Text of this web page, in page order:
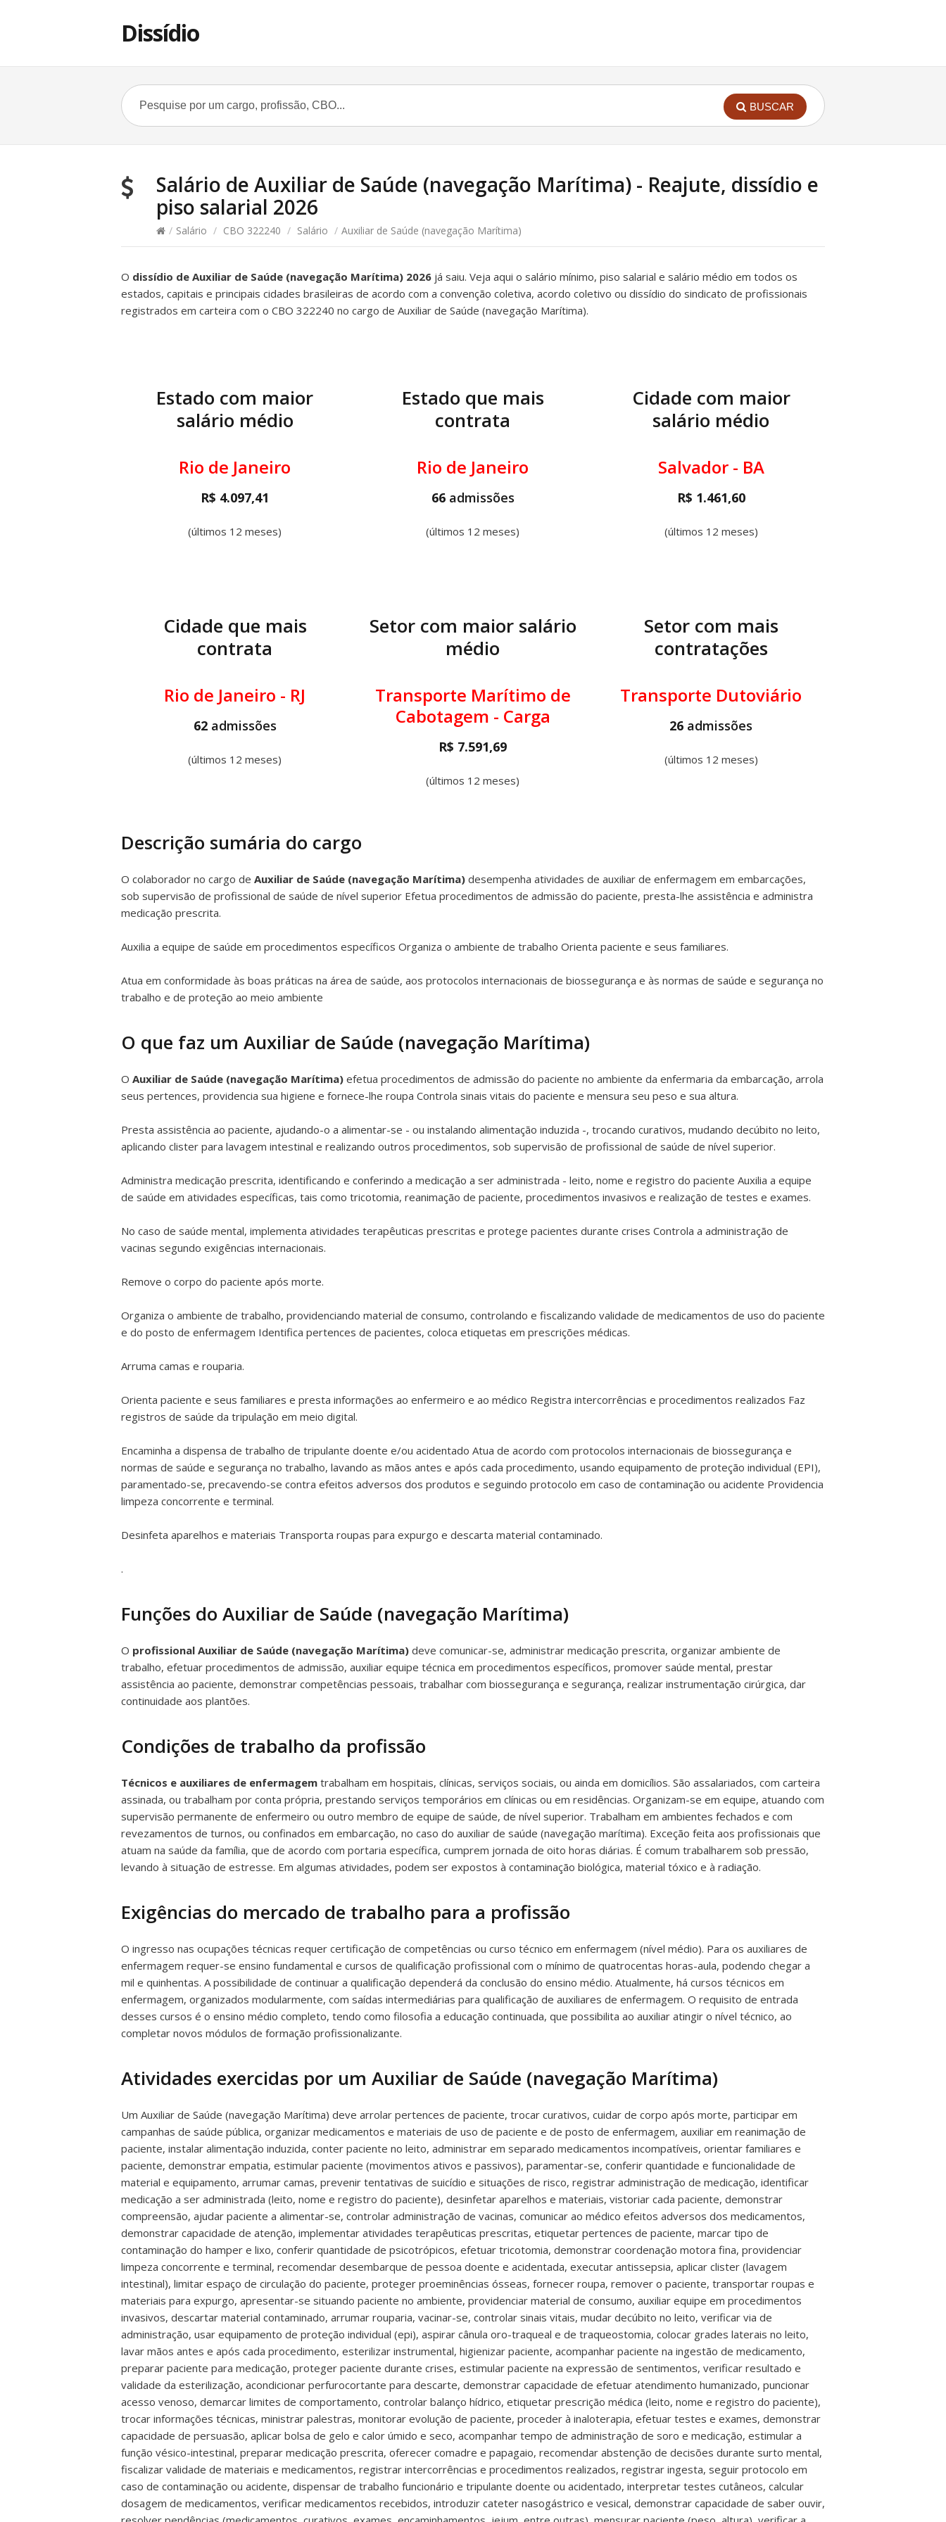
Dissídio
BUSCAR
Salário de Auxiliar de Saúde (navegação Marítima) - Reajute, dissídio e
piso salarial 2026
/ Salário / CBO 322240 / Salário / Auxiliar de Saúde (navegação Marítima)
O dissídio de Auxiliar de Saúde (navegação Marítima) 2026 já saiu. Veja aqui o salário mínimo, piso salarial e salário médio em todos os
estados, capitais e principais cidades brasileiras de acordo com a convenção coletiva, acordo coletivo ou dissídio do sindicato de profissionais
registrados em carteira com o CBO 322240 no cargo de Auxiliar de Saúde (navegação Marítima).
Estado com maior
salário médio
Rio de Janeiro
R$ 4.097,41
(últimos 12 meses)
Estado que mais
contrata
Rio de Janeiro
66 admissões
(últimos 12 meses)
Cidade com maior
salário médio
Salvador - BA
R$ 1.461,60
(últimos 12 meses)
Cidade que mais
contrata
Rio de Janeiro - RJ
62 admissões
(últimos 12 meses)
Setor com maior salário
médio
Transporte Marítimo de
Cabotagem - Carga
R$ 7.591,69
(últimos 12 meses)
Setor com mais
contratações
Transporte Dutoviário
26 admissões
(últimos 12 meses)
Descrição sumária do cargo
O colaborador no cargo de Auxiliar de Saúde (navegação Marítima) desempenha atividades de auxiliar de enfermagem em embarcações,
sob supervisão de profissional de saúde de nível superior Efetua procedimentos de admissão do paciente, presta-lhe assistência e administra
medicação prescrita.
Auxilia a equipe de saúde em procedimentos específicos Organiza o ambiente de trabalho Orienta paciente e seus familiares.
Atua em conformidade às boas práticas na área de saúde, aos protocolos internacionais de biossegurança e às normas de saúde e segurança no
trabalho e de proteção ao meio ambiente
O que faz um Auxiliar de Saúde (navegação Marítima)
O Auxiliar de Saúde (navegação Marítima) efetua procedimentos de admissão do paciente no ambiente da enfermaria da embarcação, arrola
seus pertences, providencia sua higiene e fornece-lhe roupa Controla sinais vitais do paciente e mensura seu peso e sua altura.
Presta assistência ao paciente, ajudando-o a alimentar-se - ou instalando alimentação induzida -, trocando curativos, mudando decúbito no leito,
aplicando clister para lavagem intestinal e realizando outros procedimentos, sob supervisão de profissional de saúde de nível superior.
Administra medicação prescrita, identificando e conferindo a medicação a ser administrada - leito, nome e registro do paciente Auxilia a equipe
de saúde em atividades específicas, tais como tricotomia, reanimação de paciente, procedimentos invasivos e realização de testes e exames.
No caso de saúde mental, implementa atividades terapêuticas prescritas e protege pacientes durante crises Controla a administração de
vacinas segundo exigências internacionais.
Remove o corpo do paciente após morte.
Organiza o ambiente de trabalho, providenciando material de consumo, controlando e fiscalizando validade de medicamentos de uso do paciente
e do posto de enfermagem Identifica pertences de pacientes, coloca etiquetas em prescrições médicas.
Arruma camas e rouparia.
Orienta paciente e seus familiares e presta informações ao enfermeiro e ao médico Registra intercorrências e procedimentos realizados Faz
registros de saúde da tripulação em meio digital.
Encaminha a dispensa de trabalho de tripulante doente e/ou acidentado Atua de acordo com protocolos internacionais de biossegurança e
normas de saúde e segurança no trabalho, lavando as mãos antes e após cada procedimento, usando equipamento de proteção individual (EPI),
paramentado-se, precavendo-se contra efeitos adversos dos produtos e seguindo protocolo em caso de contaminação ou acidente Providencia
limpeza concorrente e terminal.
Desinfeta aparelhos e materiais Transporta roupas para expurgo e descarta material contaminado.
.
Funções do Auxiliar de Saúde (navegação Marítima)
O profissional Auxiliar de Saúde (navegação Marítima) deve comunicar-se, administrar medicação prescrita, organizar ambiente de
trabalho, efetuar procedimentos de admissão, auxiliar equipe técnica em procedimentos específicos, promover saúde mental, prestar
assistência ao paciente, demonstrar competências pessoais, trabalhar com biossegurança e segurança, realizar instrumentação cirúrgica, dar
continuidade aos plantões.
Condições de trabalho da profissão
Técnicos e auxiliares de enfermagem trabalham em hospitais, clínicas, serviços sociais, ou ainda em domicílios. São assalariados, com carteira
assinada, ou trabalham por conta própria, prestando serviços temporários em clínicas ou em residências. Organizam-se em equipe, atuando com
supervisão permanente de enfermeiro ou outro membro de equipe de saúde, de nível superior. Trabalham em ambientes fechados e com
revezamentos de turnos, ou confinados em embarcação, no caso do auxiliar de saúde (navegação marítima). Exceção feita aos profissionais que
atuam na saúde da família, que de acordo com portaria específica, cumprem jornada de oito horas diárias. É comum trabalharem sob pressão,
levando à situação de estresse. Em algumas atividades, podem ser expostos à contaminação biológica, material tóxico e à radiação.
Exigências do mercado de trabalho para a profissão
O ingresso nas ocupações técnicas requer certificação de competências ou curso técnico em enfermagem (nível médio). Para os auxiliares de
enfermagem requer-se ensino fundamental e cursos de qualificação profissional com o mínimo de quatrocentas horas-aula, podendo chegar a
mil e quinhentas. A possibilidade de continuar a qualificação dependerá da conclusão do ensino médio. Atualmente, há cursos técnicos em
enfermagem, organizados modularmente, com saídas intermediárias para qualificação de auxiliares de enfermagem. O requisito de entrada
desses cursos é o ensino médio completo, tendo como filosofia a educação continuada, que possibilita ao auxiliar atingir o nível técnico, ao
completar novos módulos de formação profissionalizante.
Atividades exercidas por um Auxiliar de Saúde (navegação Marítima)
Um Auxiliar de Saúde (navegação Marítima) deve arrolar pertences de paciente, trocar curativos, cuidar de corpo após morte, participar em
campanhas de saúde pública, organizar medicamentos e materiais de uso de paciente e de posto de enfermagem, auxiliar em reanimação de
paciente, instalar alimentação induzida, conter paciente no leito, administrar em separado medicamentos incompatíveis, orientar familiares e
paciente, demonstrar empatia, estimular paciente (movimentos ativos e passivos), paramentar-se, conferir quantidade e funcionalidade de
material e equipamento, arrumar camas, prevenir tentativas de suicídio e situações de risco, registrar administração de medicação, identificar
medicação a ser administrada (leito, nome e registro do paciente), desinfetar aparelhos e materiais, vistoriar cada paciente, demonstrar
compreensão, ajudar paciente a alimentar-se, controlar administração de vacinas, comunicar ao médico efeitos adversos dos medicamentos,
demonstrar capacidade de atenção, implementar atividades terapêuticas prescritas, etiquetar pertences de paciente, marcar tipo de
contaminação do hamper e lixo, conferir quantidade de psicotrópicos, efetuar tricotomia, demonstrar coordenação motora fina, providenciar
limpeza concorrente e terminal, recomendar desembarque de pessoa doente e acidentada, executar antissepsia, aplicar clister (lavagem
intestinal), limitar espaço de circulação do paciente, proteger proeminências ósseas, fornecer roupa, remover o paciente, transportar roupas e
materiais para expurgo, apresentar-se situando paciente no ambiente, providenciar material de consumo, auxiliar equipe em procedimentos
invasivos, descartar material contaminado, arrumar rouparia, vacinar-se, controlar sinais vitais, mudar decúbito no leito, verificar via de
administração, usar equipamento de proteção individual (epi), aspirar cânula oro-traqueal e de traqueostomia, colocar grades laterais no leito,
lavar mãos antes e após cada procedimento, esterilizar instrumental, higienizar paciente, acompanhar paciente na ingestão de medicamento,
preparar paciente para medicação, proteger paciente durante crises, estimular paciente na expressão de sentimentos, verificar resultado e
validade da esterilização, acondicionar perfurocortante para descarte, demonstrar capacidade de efetuar atendimento humanizado, puncionar
acesso venoso, demarcar limites de comportamento, controlar balanço hídrico, etiquetar prescrição médica (leito, nome e registro do paciente),
trocar informações técnicas, ministrar palestras, monitorar evolução de paciente, proceder à inaloterapia, efetuar testes e exames, demonstrar
capacidade de persuasão, aplicar bolsa de gelo e calor úmido e seco, acompanhar tempo de administração de soro e medicação, estimular a
função vésico-intestinal, preparar medicação prescrita, oferecer comadre e papagaio, recomendar abstenção de decisões durante surto mental,
fiscalizar validade de materiais e medicamentos, registrar intercorrências e procedimentos realizados, registrar ingesta, seguir protocolo em
caso de contaminação ou acidente, dispensar de trabalho funcionário e tripulante doente ou acidentado, interpretar testes cutâneos, calcular
dosagem de medicamentos, verificar medicamentos recebidos, introduzir cateter nasogástrico e vesical, demonstrar capacidade de saber ouvir,